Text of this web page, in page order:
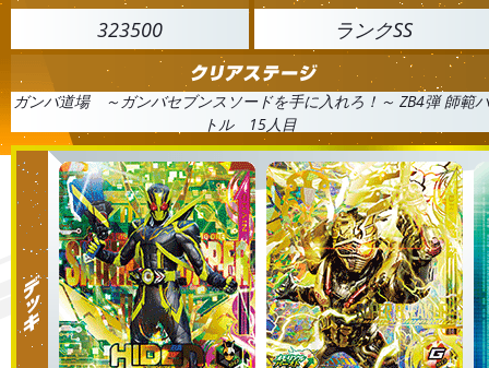
323500 ランクSS
ガンバ道場 ～ガンバセブンスソードを手に入れろ！～ ZB4弾 師範バ
トル 15人目